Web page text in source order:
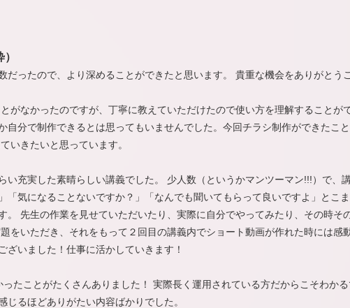
だったので、より深めることができたと思います。 貴重な機会をありがとう
とがなかったのですが、丁寧に教えていただけたので使い方を理解すること
自分で制作できるとは思ってもいませんでした。今回チラシ制作ができたこ
いきたいと思っています。
い充実した素晴らしい講義でした。 少人数（というかマンツーマン!!!）で、
「気になることないですか？」「なんでも聞いてもらって良いですよ」とこ
。 先生の作業を見せていただいたり、実際に自分でやってみたり、その時そ
をいただき、それをもって２回目の講義内でショート動画が作れた時には感
ざいました！仕事に活かしていきます！
ったことがたくさんありました！ 実際長く運用されている方だからこそわか
じるほどありがたい内容ばかりでした。